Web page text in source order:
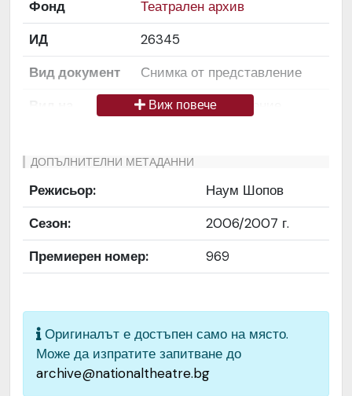
Фонд
Театрален архив
ИД
26345
Вид документ
Снимка от представление
Снимка / изображение
Език на
Български
Права за
ползване
Да се цитира източник:
„Художествен архив НТ
„Иван Вазов“
Качество на
изображението
Средно
Виж повече
ДОПЪЛНИТЕЛНИ МЕТАДАННИ
Режисьор:
Наум Шопов
Сезон:
2006/2007 г.
Премиерен номер:
969
Оригиналът е достъпен само на място.
Може да изпратите запитване до
archive@nationaltheatre.bg